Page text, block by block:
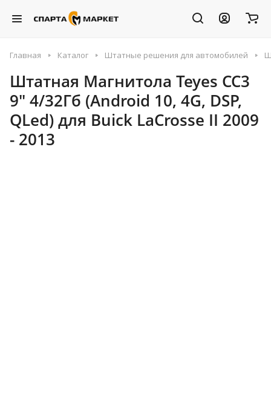
Главная Каталог Штатные решения для автомобилей
Штатная Магнитола Teyes CC3
9" 4/32Гб (Android 10, 4G, DSP,
QLed) для Buick LaCrosse II 2009
- 2013